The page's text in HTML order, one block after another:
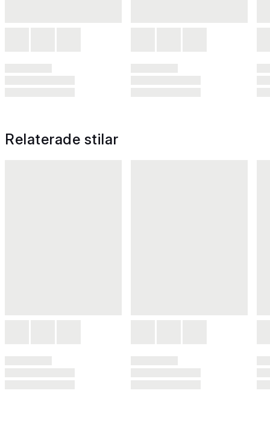
Relaterade stilar